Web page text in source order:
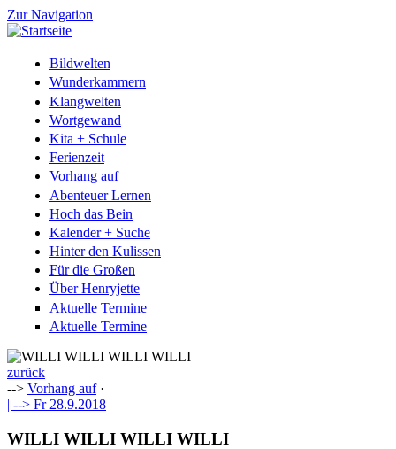
Zur Navigation
Bildwelten
Wunderkammern
Klangwelten
Wortgewand
Kita + Schule
Ferienzeit
Vorhang auf
Abenteuer Lernen
Hoch das Bein
Kalender + Suche
Hinter den Kulissen
Für die Großen
Über Henryjette
Aktuelle Termine
Aktuelle Termine
zurück
--> Vorhang auf·
| --> Fr 28.9.2018
WILLI WILLI WILLI WILLI